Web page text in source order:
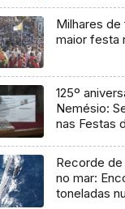
Milhares de
maior festa
125º
Nemésio:
nas Festas
Recorde
no mar:
toneladas